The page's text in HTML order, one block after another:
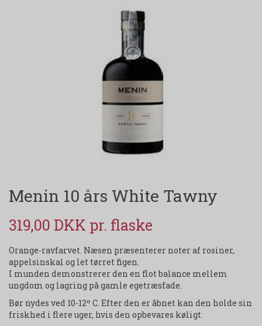
Menin 10 års White Tawny
319,00 DKK
Orange-ravfarvet. Næsen præsenterer noter af rosiner,
appelsinskal og let tørret figen.
I munden demonstrerer den en flot balance mellem
ungdom og lagring på gamle egetræsfade.
Bør nydes ved 10-12º C. Efter den er åbnet kan den holde sin
friskhed i flere uger, hvis den opbevares køligt.